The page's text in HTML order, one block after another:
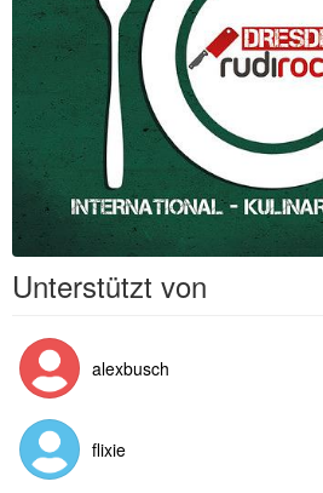
Unterstützt von
alexbusch
flixie